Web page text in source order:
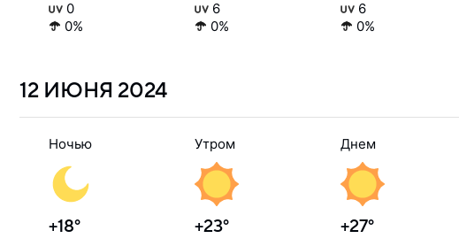
0
0%
6
0%
6
0%
12 ИЮНЯ 2024
Ночью
+18°
Утром
+23°
Днем
+27°